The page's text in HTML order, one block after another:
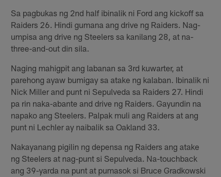
Sa pagbukas ng 2nd half ibinalik ni Ford ang kickoff sa
Raiders 26. Hindi gumana ang drive ng Raiders. Nag-
umpisa ang drive ng Steelers sa kanilang 28, at na-
three-and-out din sila.
Naging mahigpit ang labanan sa 3rd kuwarter, at
parehong ayaw bumigay sa atake ng kalaban. Ibinalik ni
Nick Miller and punt ni Sepulveda sa Raiders 27. Hindi
pa rin naka-abante and drive ng Raiders. Gayundin na
napako ang Steelers. Palpak muli ang Raiders at ang
punt ni Lechler ay naibalik sa Oakland 33.
Nakayanang pigilin ng depensa ng Raiders ang atake
ng Steelers at nag-punt si Sepulveda. Na-touchback
ang 39-yarda na punt at pumasok si Bruce Gradkowski